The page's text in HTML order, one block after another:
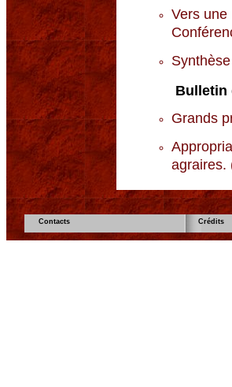
Vers une
Bulletin
Grands
agraires.
Contacts Crédits